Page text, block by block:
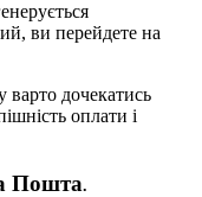
ви перейдете на
варто дочекатись
оплати і
Пошта.